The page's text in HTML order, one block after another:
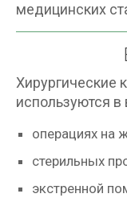
медицинских
Хирургические
используются в
операциях на
стерильных
экстренной